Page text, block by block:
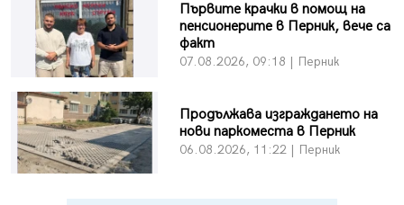
Първите крачки в помощ на
пенсионерите в Перник, вече са
факт
07.08.2026, 09:18 | Перник
Продължава изграждането на
нови паркоместа в Перник
06.08.2026, 11:22 | Перник